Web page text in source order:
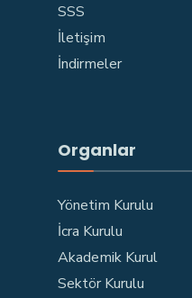
SSS
İletişim
İndirmeler
Organlar
Yönetim Kurulu
İcra Kurulu
Akademik Kurul
Sektör Kurulu